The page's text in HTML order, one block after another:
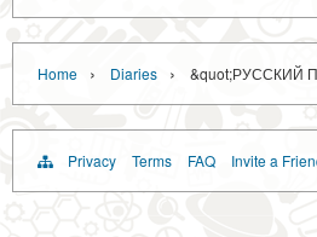
Home › Diaries › &quot;РУССКИЙ
Privacy Terms FAQ Invite a